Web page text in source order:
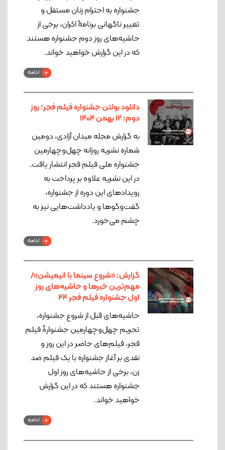
جشنواره به احترام زنان مستقل و
تغییر ناگهانی برنامۀ اکران، برخی از
حاشیه‌های روز دوم جشنواره هستند
که در این گزارش خواهید خواند.
ادامه
دانلود بولتن جشنواره فیلم فجر؛ روز
دوم: 12 بهمن 1404
به گزارش مجله میدان آزادی، دومین
شماره نشریه روزانه چهل‌وچهارمین
جشنواره ملی فیلم فجر انتشار یافت.
در این نشریه علاوه بر پرداخت به
رویدادهای این دوره از جشنواره،
گفت‌و‌گوها و یادداشت‌هایی نیز به
چشم می‌خورد.
ادامه
گزارش: «شروع سینما با انیمیشن»/
مهم‌ترین خبرها و حاشیه‌های روز
اول جشنواره فیلم فجر 44
حاشیه‌های قبل از شروع جشنواره،
تحریم چهل‌وچهارمین جشنوارۀ فیلم
فجر، فیلم‌های حاضر در این روز و
نقدی بر آغاز جشنواره با یک فیلم ضد
زن، برخی از حاشیه‌های روز اول
جشنواره هستند که در این گزارش
خواهید خواند.
ادامه